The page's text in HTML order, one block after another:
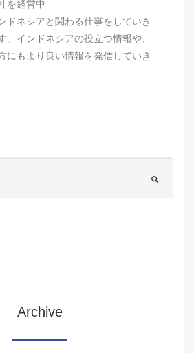
を経営中
ドネシアと関わる仕事をしていき
。インドネシアの役立つ情報や、
にもより良い情報を発信していき
Archive